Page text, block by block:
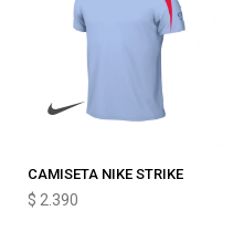
CAMISETA NIKE STRIKE
$ 2.390